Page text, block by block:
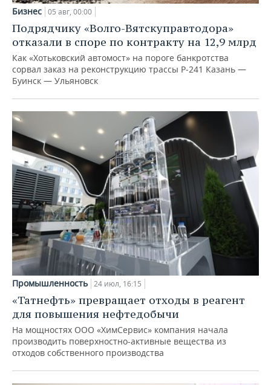
Бизнес 05 авг, 00:00
Подрядчику «Волго-Вятскуправтодора»
отказали в споре по контракту на 12,9 млрд
Как «Хотьковский автомост» на пороге банкротства
сорвал заказ на реконструкцию трассы Р‑241 Казань —
Буинск — Ульяновск
Промышленность 24 июл, 16:15
«Татнефть» превращает отходы в реагент
для повышения нефтедобычи
На мощностях ООО «ХимСервис» компания начала
производить поверхностно-активные вещества из
отходов собственного производства